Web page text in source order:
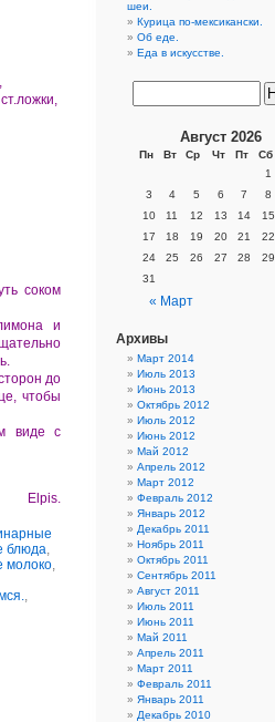
соком
и
до
чтобы
виде с
Elpis.
блюда,
молоко,
,
шеи.
Курица по-мексикански.
Об еде.
Еда в искусстве.
Август 2026
Пн Вт Ср Чт Пт Сб
« Март
1
3
4 5 6 7 8
10
11 12 13 14 15
17
18 19 20 21 22
24
25 26 27 28 29
31
Архивы
Март 2014
Июль 2013
Июнь 2013
Октябрь 2012
Июль 2012
Июнь 2012
Май 2012
Апрель 2012
Март 2012
Февраль 2012
Январь 2012
Декабрь 2011
Ноябрь 2011
Октябрь 2011
Сентябрь 2011
Август 2011
Июль 2011
Июнь 2011
Май 2011
Апрель 2011
Март 2011
Февраль 2011
Январь 2011
Декабрь 2010